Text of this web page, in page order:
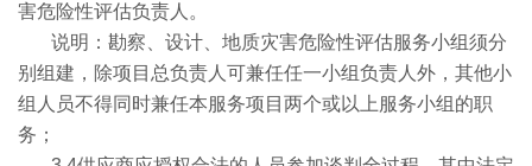
害危险性评估负责人。
说明：勘察、设计、地质灾害危险性评估服务小组须分
别组建，除项目总负责人可兼任任一小组负责人外，其他小
组人员不得同时兼任本服务项目两个或以上服务小组的职
务；